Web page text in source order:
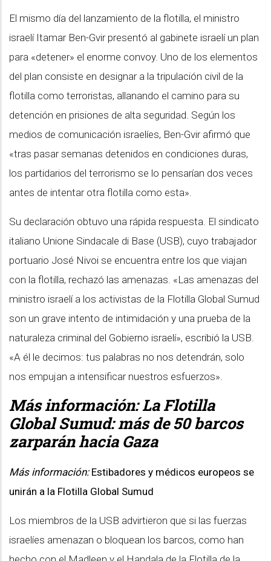
El mismo día del lanzamiento de la flotilla, el ministro
israelí Itamar Ben-Gvir presentó al gabinete israelí un plan
para «detener» el enorme convoy. Uno de los elementos
del plan consiste en designar a la tripulación civil de la
flotilla como terroristas, allanando el camino para su
detención en prisiones de alta seguridad. Según los
medios de comunicación israelíes, Ben-Gvir afirmó que
«tras pasar semanas detenidos en condiciones duras,
los partidarios del terrorismo se lo pensarían dos veces
antes de intentar otra flotilla como esta».
Su declaración obtuvo una rápida respuesta. El sindicato
italiano Unione Sindacale di Base (USB), cuyo trabajador
portuario José Nivoi se encuentra entre los que viajan
con la flotilla, rechazó las amenazas. «Las amenazas del
ministro israelí a los activistas de la Flotilla Global Sumud
son un grave intento de intimidación y una prueba de la
naturaleza criminal del Gobierno israelí», escribió la USB.
«A él le decimos: tus palabras no nos detendrán, solo
nos empujan a intensificar nuestros esfuerzos».
Más información:La Flotilla
Global Sumud: más de 50 barcos
zarparán hacia Gaza
Más información:Estibadores y médicos europeos se
unirán a la Flotilla Global Sumud
Los miembros de la USB advirtieron que si las fuerzas
israelíes amenazan o bloquean los barcos, como han